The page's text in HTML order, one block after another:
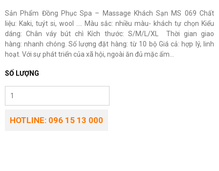
Sản Phẩm Đồng Phục Spa – Massage Khách Sạn MS 069 Chất
liệu: Kaki, tuýt si, wool …. Màu sắc: nhiều màu- khách tự chọn Kiểu
dáng: Chân váy bút chì Kích thước: S/M/L/XL Thời gian giao
hàng: nhanh chóng. Số lượng đặt hàng: từ 10 bộ Giá cả: hợp lý, linh
hoạt. Với sự phát triển của xã hội, ngoài ăn đủ mặc ấm...
SỐ LƯỢNG
HOTLINE: 096 15 13 000